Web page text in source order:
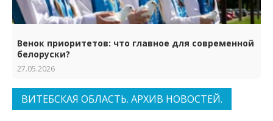
Венок приоритетов: что главное для современной
белоруски?
27.05.2026
ВИТЕБСКАЯ ОБЛАСТЬ. АРХИВ НОВОСТЕЙ.